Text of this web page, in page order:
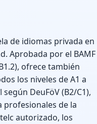
de idiomas privada en
Aprobada por el BAMF
ofrece también
los niveles de A1 a
DeuFöV (B2/C1),
profesionales de la
autorizado, los